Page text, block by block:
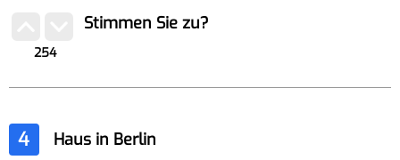
254
Stimmen Sie zu?
4 Haus in Berlin